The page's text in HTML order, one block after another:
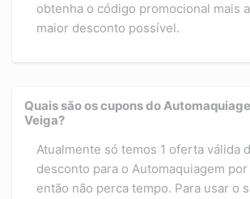
obtenha o código promocional mais
maior desconto possível.
Quais são os cupons do
Veiga?
Atualmente só temos 1 oferta válida
desconto para o Automaquiagem por
então não perca tempo. Para usar o